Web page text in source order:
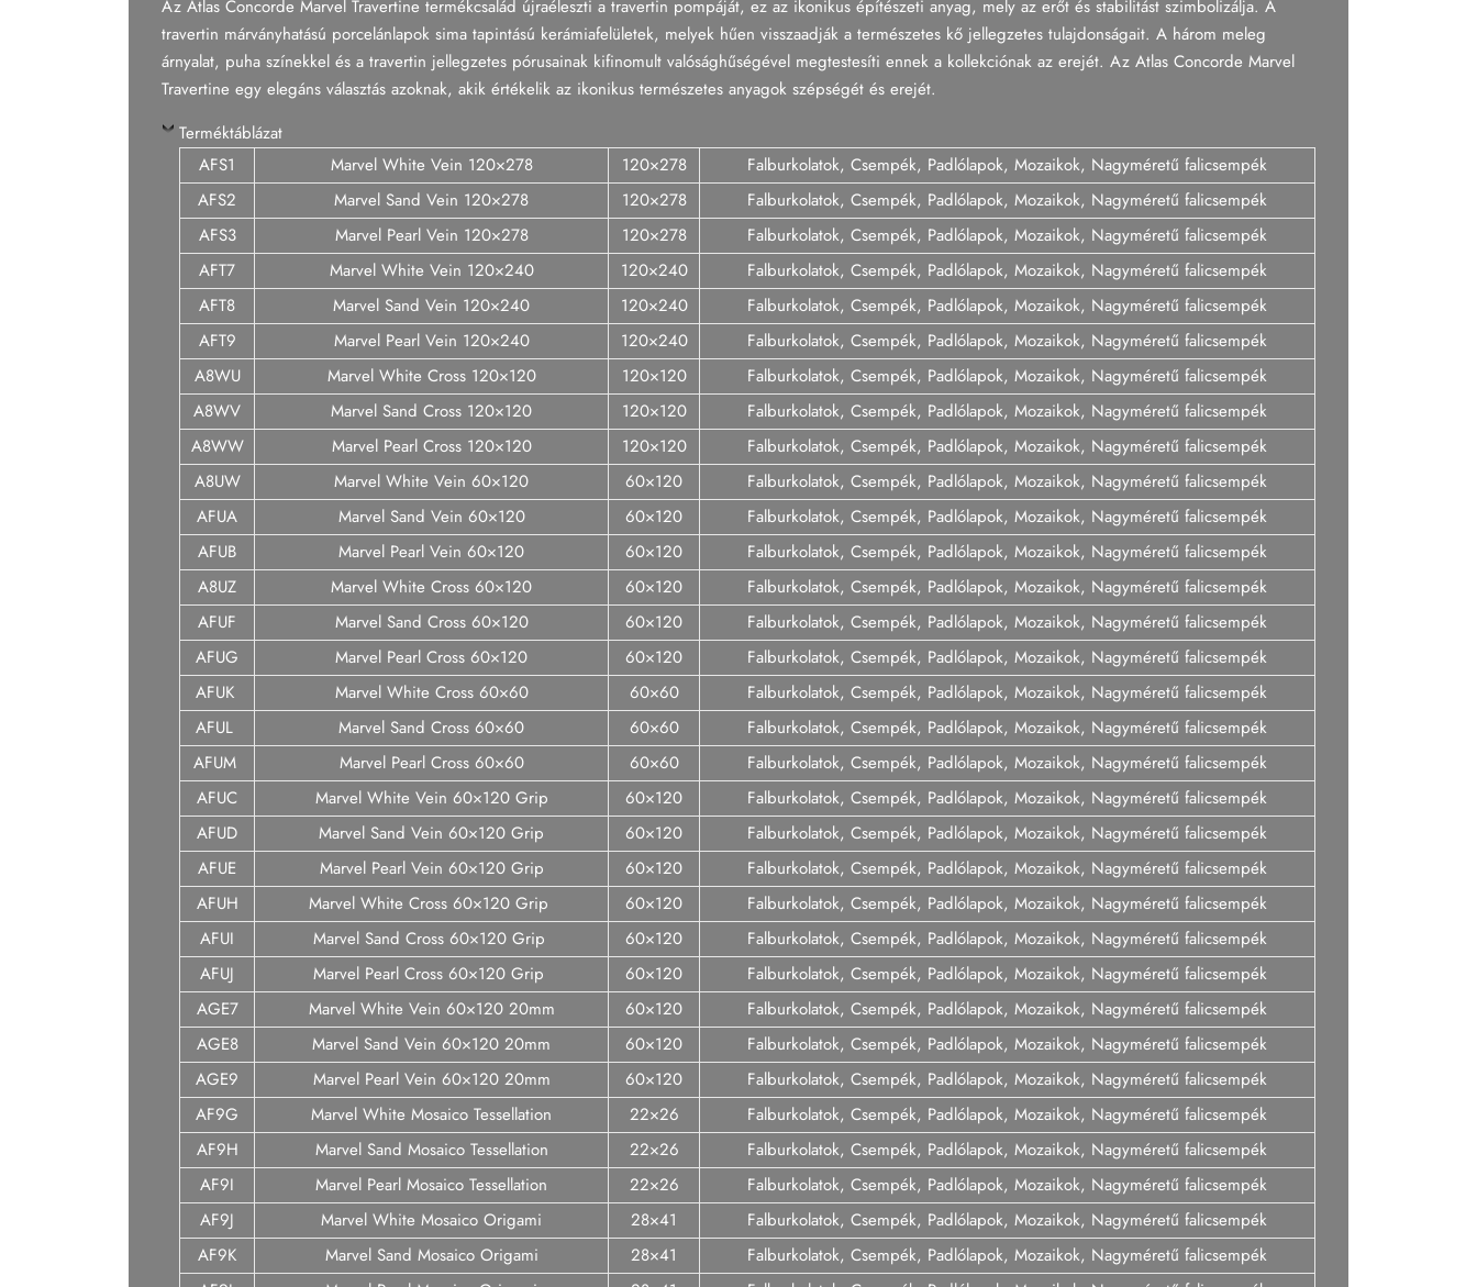
Tapéta
Tégla
Az Atlas Concorde Marvel Travertine termékcsalád újraéleszti a travertin pompáját, ez az ikonikus építészeti anyag, mely az erőt és stabilitást szimbolizálja. A
travertin márványhatású porcelánlapok sima tapintású kerámiafelületek, melyek hűen visszaadják a természetes kő jellegzetes tulajdonságait. A három meleg
árnyalat, puha színekkel és a travertin jellegzetes pórusainak kifinomult valósághűségével megtestesíti ennek a kollekciónak az erejét. Az Atlas Concorde Marvel
Travertine egy elegáns választás azoknak, akik értékelik az ikonikus természetes anyagok szépségét és erejét.
Terméktáblázat
AFS1
Marvel White Vein 120×278 120×278
Falburkolatok, Csempék, Padlólapok, Mozaikok, Nagyméretű falicsempék
AFS2
Marvel Sand Vein 120×278 120×278
Falburkolatok, Csempék, Padlólapok, Mozaikok, Nagyméretű falicsempék
AFS3
Marvel Pearl Vein 120×278 120×278
Falburkolatok, Csempék, Padlólapok, Mozaikok, Nagyméretű falicsempék
AFT7
Marvel White Vein 120×240 120×240
Falburkolatok, Csempék, Padlólapok, Mozaikok, Nagyméretű falicsempék
AFT8
Marvel Sand Vein 120×240 120×240
Falburkolatok, Csempék, Padlólapok, Mozaikok, Nagyméretű falicsempék
AFT9
Marvel Pearl Vein 120×240 120×240
Falburkolatok, Csempék, Padlólapok, Mozaikok, Nagyméretű falicsempék
A8WU
Marvel White Cross 120×120 120×120
Falburkolatok, Csempék, Padlólapok, Mozaikok, Nagyméretű falicsempék
A8WV
Marvel Sand Cross 120×120 120×120
Falburkolatok, Csempék, Padlólapok, Mozaikok, Nagyméretű falicsempék
A8WW
Marvel Pearl Cross 120×120 120×120
Falburkolatok, Csempék, Padlólapok, Mozaikok, Nagyméretű falicsempék
A8UW
Marvel White Vein 60×120 60×120
Falburkolatok, Csempék, Padlólapok, Mozaikok, Nagyméretű falicsempék
AFUA
Marvel Sand Vein 60×120 60×120
Falburkolatok, Csempék, Padlólapok, Mozaikok, Nagyméretű falicsempék
AFUB
Marvel Pearl Vein 60×120 60×120
Falburkolatok, Csempék, Padlólapok, Mozaikok, Nagyméretű falicsempék
A8UZ
Marvel White Cross 60×120 60×120
Falburkolatok, Csempék, Padlólapok, Mozaikok, Nagyméretű falicsempék
AFUF
Marvel Sand Cross 60×120 60×120
Falburkolatok, Csempék, Padlólapok, Mozaikok, Nagyméretű falicsempék
AFUG
Marvel Pearl Cross 60×120 60×120
Falburkolatok, Csempék, Padlólapok, Mozaikok, Nagyméretű falicsempék
AFUK
Marvel White Cross 60×60 60×60
Falburkolatok, Csempék, Padlólapok, Mozaikok, Nagyméretű falicsempék
AFUL
Marvel Sand Cross 60×60 60×60
Falburkolatok, Csempék, Padlólapok, Mozaikok, Nagyméretű falicsempék
AFUM
Marvel Pearl Cross 60×60 60×60
Falburkolatok, Csempék, Padlólapok, Mozaikok, Nagyméretű falicsempék
AFUC
Marvel White Vein 60×120 Grip 60×120
Falburkolatok, Csempék, Padlólapok, Mozaikok, Nagyméretű falicsempék
AFUD
Marvel Sand Vein 60×120 Grip 60×120
Falburkolatok, Csempék, Padlólapok, Mozaikok, Nagyméretű falicsempék
AFUE
Marvel Pearl Vein 60×120 Grip 60×120
Falburkolatok, Csempék, Padlólapok, Mozaikok, Nagyméretű falicsempék
AFUH
Marvel White Cross 60×120 Grip 60×120
Falburkolatok, Csempék, Padlólapok, Mozaikok, Nagyméretű falicsempék
AFUI
Marvel Sand Cross 60×120 Grip 60×120
Falburkolatok, Csempék, Padlólapok, Mozaikok, Nagyméretű falicsempék
AFUJ
Marvel Pearl Cross 60×120 Grip 60×120
Falburkolatok, Csempék, Padlólapok, Mozaikok, Nagyméretű falicsempék
AGE7
Marvel White Vein 60×120 20mm 60×120
Falburkolatok, Csempék, Padlólapok, Mozaikok, Nagyméretű falicsempék
AGE8
Marvel Sand Vein 60×120 20mm 60×120
Falburkolatok, Csempék, Padlólapok, Mozaikok, Nagyméretű falicsempék
AGE9
Marvel Pearl Vein 60×120 20mm 60×120
Falburkolatok, Csempék, Padlólapok, Mozaikok, Nagyméretű falicsempék
AF9G
Marvel White Mosaico Tessellation 22×26
Falburkolatok, Csempék, Padlólapok, Mozaikok, Nagyméretű falicsempék
AF9H
Marvel Sand Mosaico Tessellation 22×26
Falburkolatok, Csempék, Padlólapok, Mozaikok, Nagyméretű falicsempék
AF9I
Marvel Pearl Mosaico Tessellation 22×26
Falburkolatok, Csempék, Padlólapok, Mozaikok, Nagyméretű falicsempék
AF9J
Marvel White Mosaico Origami 28×41
Falburkolatok, Csempék, Padlólapok, Mozaikok, Nagyméretű falicsempék
AF9K
Marvel Sand Mosaico Origami 28×41
Falburkolatok, Csempék, Padlólapok, Mozaikok, Nagyméretű falicsempék